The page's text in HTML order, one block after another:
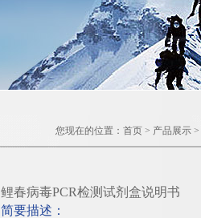
您现在的位置： 首页 > 产品展示 >
鲤春病毒PCR检测试剂盒说明书
简要描述：